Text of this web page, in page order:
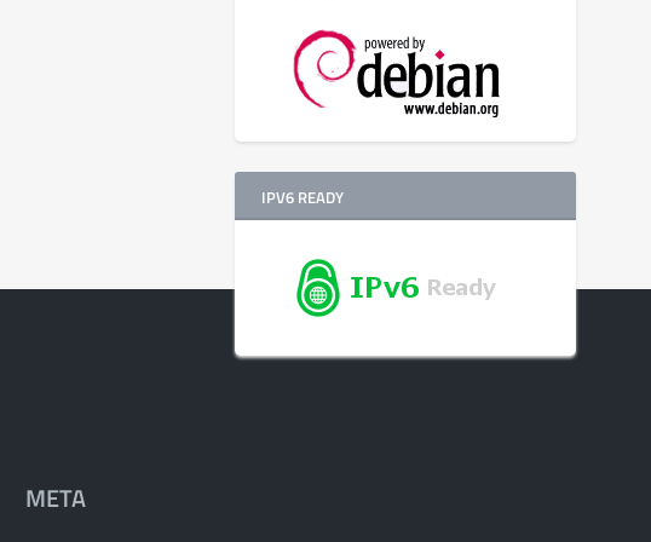
IPV6 READY
META